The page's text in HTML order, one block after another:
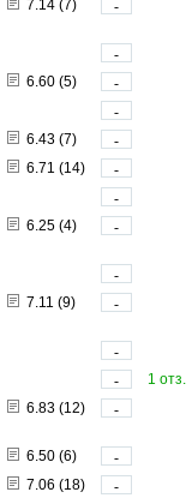
7.14 (7)
-
-
6.60 (5)
-
-
6.43 (7)
-
6.71 (14)
-
-
6.25 (4)
-
-
7.11 (9)
-
-
-
1 отз.
6.83 (12)
-
6.50 (6)
-
7.06 (18)
-